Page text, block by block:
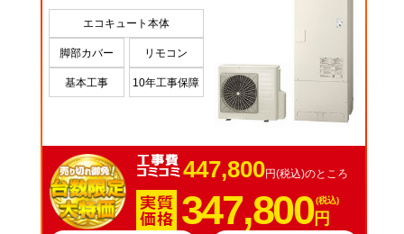
エコキュート本体
脚部カバー リモコン
基本工事 10年工事保障
447,800円(税込)のところ
347,800(税込)
円